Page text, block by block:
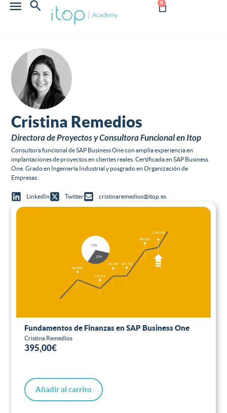
0
Cristina Remedios
Directora de Proyectos y Consultora Funcional en Itop
Consultora funcional de SAP Business One con amplia experiencia en
implantaciones de proyectos en clientes reales. Certificada en SAP Business
One. Grado en Ingeniería Industrial y posgrado en Organización de
Empresas.
LinkedIn Twitter cristinaremedios@itop.es
Fundamentos de Finanzas en SAP Business One
Cristina Remedios
395,00€
Añadir al carrito